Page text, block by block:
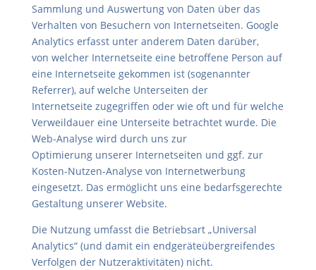
Sammlung und Auswertung von Daten über das
Verhalten von Besuchern von Internetseiten. Google
Analytics erfasst unter anderem Daten darüber,
von welcher Internetseite eine betroffene Person auf
eine Internetseite gekommen ist (sogenannter
Referrer), auf welche Unterseiten der
Internetseite zugegriffen oder wie oft und für welche
Verweildauer eine Unterseite betrachtet wurde. Die
Web-Analyse wird durch uns zur
Optimierung unserer Internetseiten und ggf. zur
Kosten-Nutzen-Analyse von Internetwerbung
eingesetzt. Das ermöglicht uns eine bedarfsgerechte
Gestaltung unserer Website.
Die Nutzung umfasst die Betriebsart „Universal
Analytics“ (und damit ein endgeräteübergreifendes
Verfolgen der Nutzeraktivitäten) nicht.